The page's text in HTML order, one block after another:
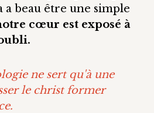
a beau être une simple
cœur est exposé à
ne sert qu'à une
le christ former